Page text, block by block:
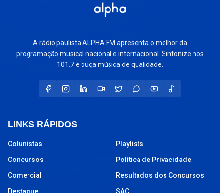
A rádio paulista ALPHA FM apresenta o melhor da
programação musical nacional e internacional. Sintonize nos
101.7 e ouça música de qualidade.
LINKS RÁPIDOS
Colunistas
Concursos
Comercial
Destaque
Playlists
Política de Privacidade
Resultados dos Concursos
SAC